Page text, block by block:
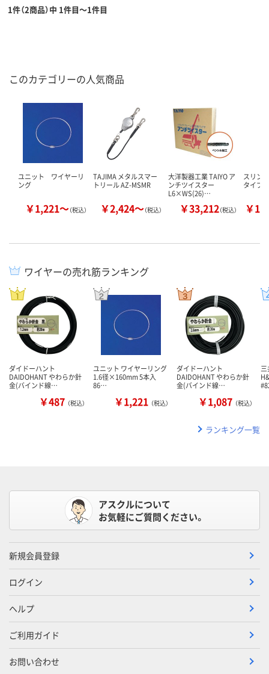
1件（2商品）中 1件目～1件目
このカテゴリーの人気商品
ユニット ワイヤーリ
ング
￥1,221～（税込）
TAJIMA メタルスマー
トリール AZ-MSMR
￥2,424～（税込）
大洋製器工業 TAIYO ア
ンチツイスター
L6×WS(26)…
￥33,212（税込）
スリン
タイプ
￥
ワイヤーの売れ筋ランキング
ダイドーハント
DAIDOHANT やわらか針
金(バインド線…
￥487 （税込）
ユニット ワイヤーリング
1.6径×160mm 5本入
86…
￥1,221 （税込）
ダイドーハント
DAIDOHANT やわらか針
金(バインド線…
￥1,087 （税込）
ランキング一覧
アスクルについて
お気軽にご質問ください。
新規会員登録
ログイン
ヘルプ
ご利用ガイド
お問い合わせ